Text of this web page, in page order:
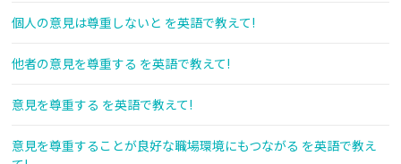
個人の意見は尊重しないと を英語で教えて!
他者の意見を尊重する を英語で教えて!
意見を尊重する を英語で教えて!
意見を尊重することが良好な職場環境にもつながる を英語で教え